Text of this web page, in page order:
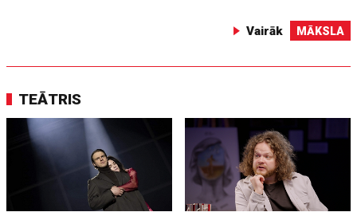
Vairāk MĀKSLA
TEĀTRIS